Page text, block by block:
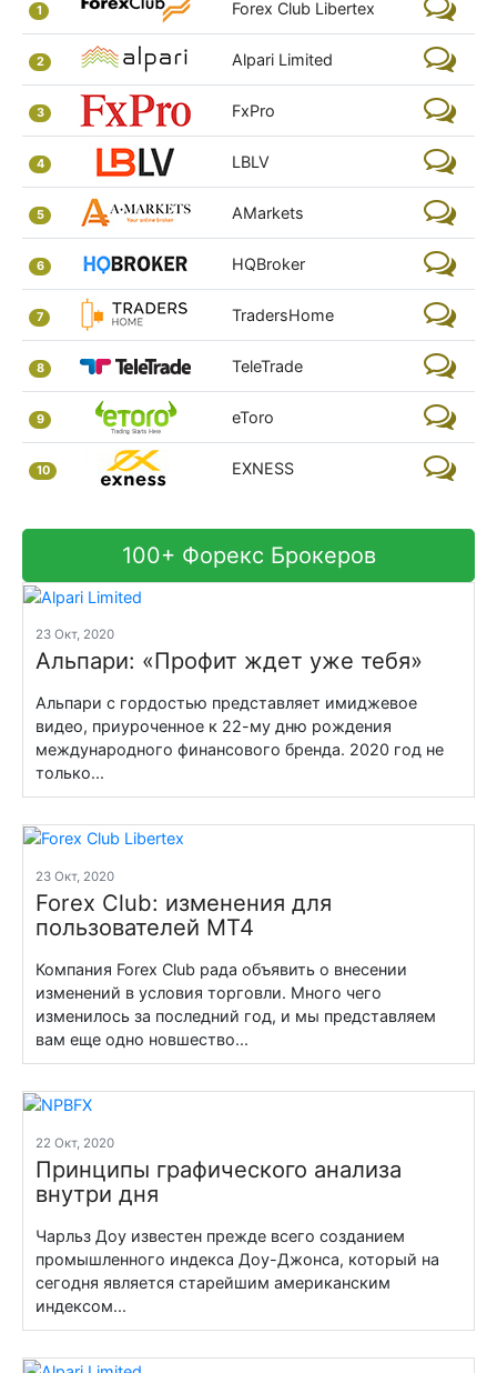
1 Forex Club Libertex
2 Alpari Limited
3 FxPro
4 LBLV
5 AMarkets
6 HQBroker
7 TradersHome
8 TeleTrade
9 eToro
10 EXNESS
100+ Форекс Брокеров
23 Окт, 2020
Альпари: «Профит ждет уже тебя»
Альпари с гордостью представляет имиджевое
видео, приуроченное к 22-му дню рождения
международного финансового бренда. 2020 год не
только...
23 Окт, 2020
Forex Club: изменения для
пользователей MT4
Компания Forex Club рада объявить о внесении
изменений в условия торговли. Много чего
изменилось за последний год, и мы представляем
вам еще одно новшество...
22 Окт, 2020
Принципы графического анализа
внутри дня
Чарльз Доу известен прежде всего созданием
промышленного индекса Доу-Джонса, который на
сегодня является старейшим американским
индексом...